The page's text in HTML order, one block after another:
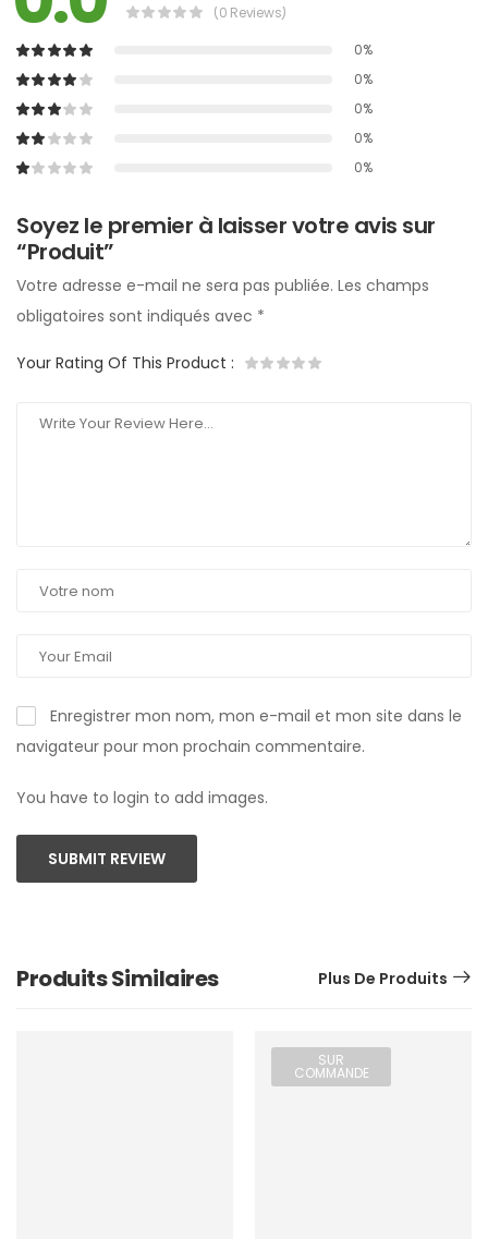
(0 Reviews)
0%
0%
0%
0%
0%
Soyez le premier à laisser votre avis sur
“Produit”
Votre adresse e-mail ne sera pas publiée. Les champs
obligatoires sont indiqués avec *
Your Rating Of This Product :
Enregistrer mon nom, mon e-mail et mon site dans le
navigateur pour mon prochain commentaire.
You have to login to add images.
SUBMIT REVIEW
Produits Similaires Plus De Produits
SUR
COMMANDE